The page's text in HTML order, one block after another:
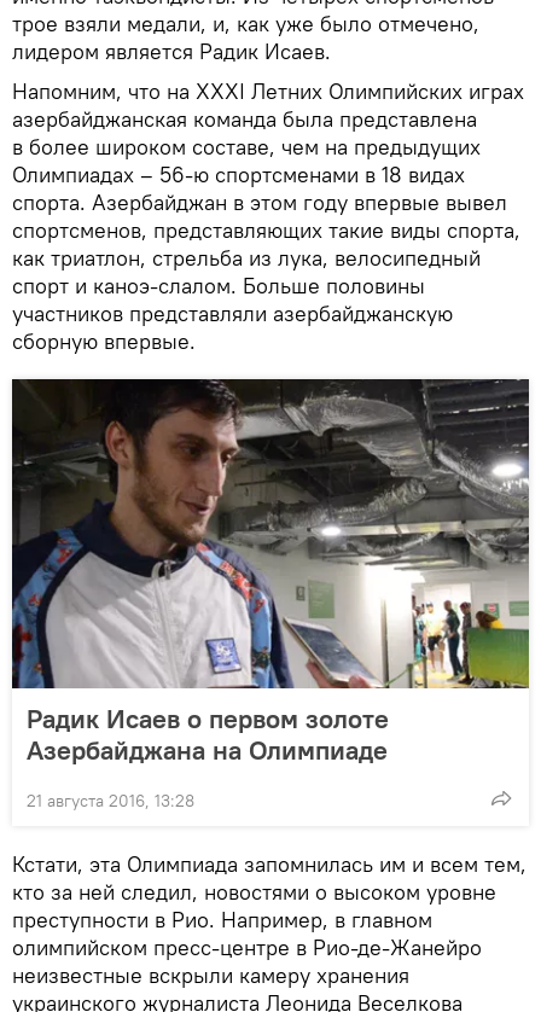
трое взяли медали, и, как уже было отмечено,
лидером является Радик Исаев.
Напомним, что на XXXI Летних Олимпийских играх
азербайджанская команда была представлена
в более широком составе, чем на предыдущих
Олимпиадах – 56-ю спортсменами в 18 видах
спорта. Азербайджан в этом году впервые вывел
спортсменов, представляющих такие виды спорта,
как триатлон, стрельба из лука, велосипедный
спорт и каноэ-слалом. Больше половины
участников представляли азербайджанскую
сборную впервые.
Радик Исаев о первом золоте
Азербайджана на Олимпиаде
21 августа 2016, 13:28
Кстати, эта Олимпиада запомнилась им и всем тем,
кто за ней следил, новостями о высоком уровне
преступности в Рио. Например, в главном
олимпийском пресс-центре в Рио-де-Жанейро
неизвестные вскрыли камеру хранения
украинского журналиста Леонида Веселкова